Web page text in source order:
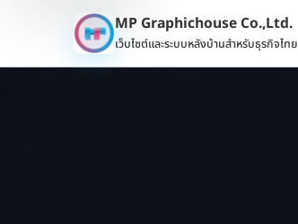
MP Graphichouse Co.,Ltd.
เว็บไซต์และระบบหลังบ้านสำหรับธุรกิจไทย